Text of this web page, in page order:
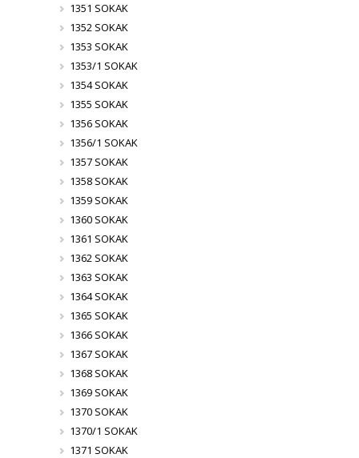
1351 SOKAK
1352 SOKAK
1353 SOKAK
1353/1 SOKAK
1354 SOKAK
1355 SOKAK
1356 SOKAK
1356/1 SOKAK
1357 SOKAK
1358 SOKAK
1359 SOKAK
1360 SOKAK
1361 SOKAK
1362 SOKAK
1363 SOKAK
1364 SOKAK
1365 SOKAK
1366 SOKAK
1367 SOKAK
1368 SOKAK
1369 SOKAK
1370 SOKAK
1370/1 SOKAK
1371 SOKAK